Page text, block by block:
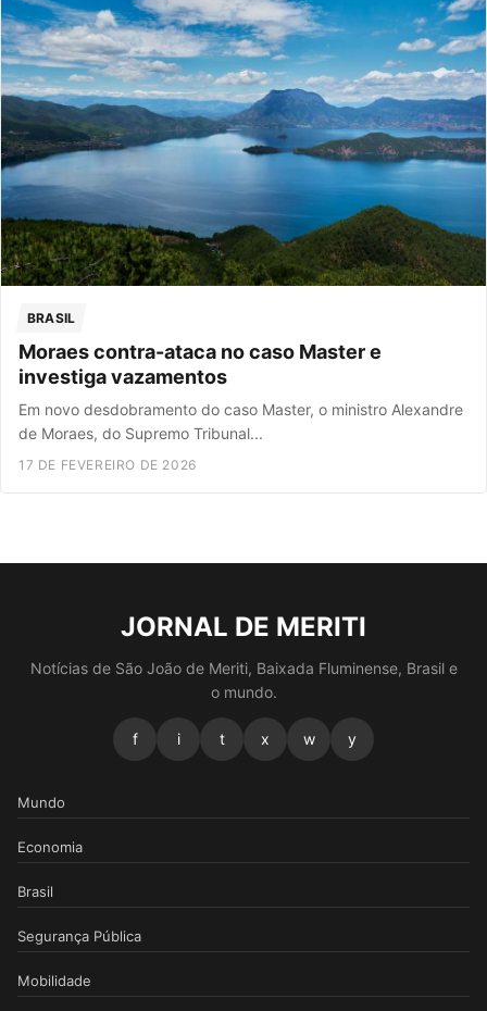
BRASIL
Moraes contra-ataca no caso Master e
investiga vazamentos
Em novo desdobramento do caso Master, o ministro Alexandre
de Moraes, do Supremo Tribunal...
17 DE FEVEREIRO DE 2026
JORNAL DE MERITI
Notícias de São João de Meriti, Baixada Fluminense, Brasil e
o mundo.
f i t x w y
Mundo
Economia
Brasil
Segurança Pública
Mobilidade